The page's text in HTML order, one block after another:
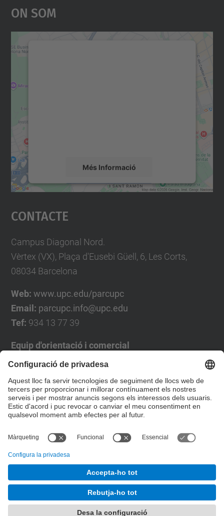
On Som
Més Informació
Accepta
powered by
Contacte
Campus Diagonal Nord.
Vèrtex (VX), Plaça d'Eusebi Güell, 6, Les Corts,
08034 Barcelona
Web: www.upc.edu/parcupc
Email: parcupc.info@upc.edu
Tef: 934 13 77 39
Equip d'orientació i comercial
José Luís Grande
Tel. 93 4137194
jose.luis.grande@upc.edu
Formulari de contacte
Desenvolupat amb